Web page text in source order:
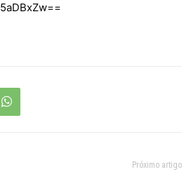
Próximo artigo